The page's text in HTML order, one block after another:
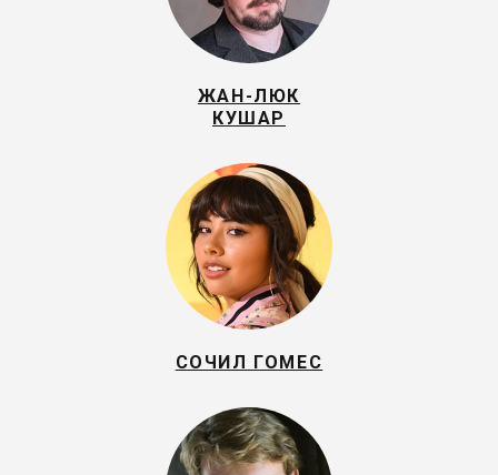
ЖАН-ЛЮК
КУШАР
СОЧИЛ ГОМЕС